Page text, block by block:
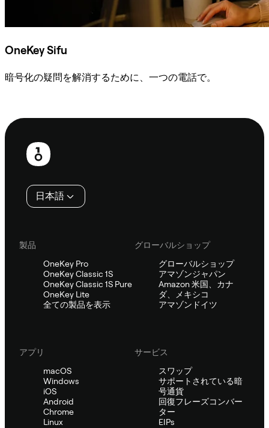
OneKey Sifu
暗号化の疑問を解消するために、一つの電話で。
フ
日本語
製品
OneKey Pro
OneKey Classic 1S
OneKey Classic 1S Pure
OneKey Lite
全ての製品を表示
グローバルショップ
グローバルショップ
アマゾンジャパン
Amazon 米国、カナ
ダ、メキシコ
アマゾンドイツ
アプリ
macOS
Windows
iOS
Android
Chrome
Linux
サービス
スワップ
サポートされている暗
号通貨
回復フレーズコンバー
ター
EIPs